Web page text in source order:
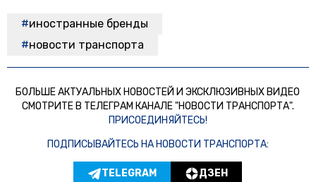
иностранные бренды
новости транспорта
БОЛЬШЕ АКТУАЛЬНЫХ НОВОСТЕЙ И ЭКСКЛЮЗИВНЫХ ВИДЕО
СМОТРИТЕ В ТЕЛЕГРАМ КАНАЛЕ "НОВОСТИ ТРАНСПОРТА".
ПРИСОЕДИНЯЙТЕСЬ!
ПОДПИСЫВАЙТЕСЬ НА НОВОСТИ ТРАНСПОРТА:
TELEGRAM ДЗЕН